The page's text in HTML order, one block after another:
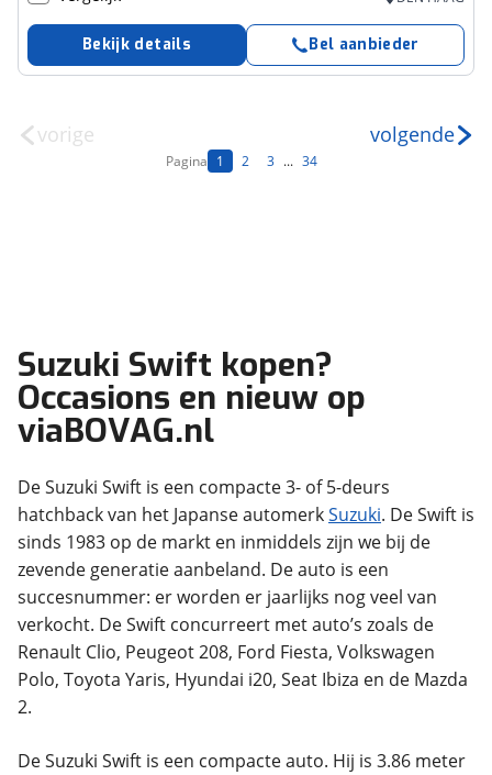
Bekijk details Bel aanbieder
vorige
Pagina 1 2 3 ... 34
volgende
Suzuki Swift kopen?
Occasions en nieuw op
viaBOVAG.nl
De Suzuki Swift is een compacte 3- of 5-deurs
hatchback van het Japanse automerkSuzuki. De Swift is
sinds 1983 op de markt en inmiddels zijn we bij de
zevende generatie aanbeland. De auto is een
succesnummer: er worden er jaarlijks nog veel van
verkocht. De Swift concurreert met auto’s zoals de
Renault Clio, Peugeot 208, Ford Fiesta, Volkswagen
Polo, Toyota Yaris, Hyundai i20, Seat Ibiza en de Mazda
2.
De Suzuki Swift is een compacte auto. Hij is 3.86 meter